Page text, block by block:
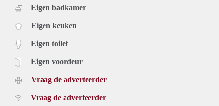
Eigen badkamer
Eigen keuken
Eigen toilet
Eigen voordeur
Vraag de adverteerder
Vraag de adverteerder